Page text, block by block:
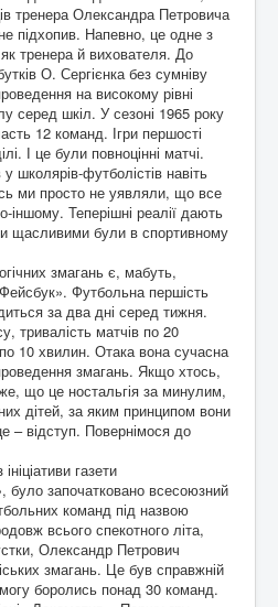
тренера Олександра Петровича
не підхопив. Напевно, це одне з
тренера й вихователя. До
О. Сергієнка без сумніву
на високому рівні
серед шкіл. У сезоні 1965 року
12 команд. Ігри першості
І це були повноцінні матчі.
школярів-футболістів навіть
ми просто не уявляли, що все
іншому. Теперішні реалії дають
щасливими були в спортивному
змагань є, мабуть,
Футбольна першість
за два дні серед тижня.
тривалість матчів по 20
10 хвилин. Отака вона сучасна
змагань. Якщо хтось,
що це ностальгія за минулим,
дітей, за яким принципом вони
– відступ. Повернімося до
газети
було започатковано всесоюзний
команд під назвою
всього спекотного літа,
Олександр Петрович
змагань. Це був справжній
боролись понад 30 команд.